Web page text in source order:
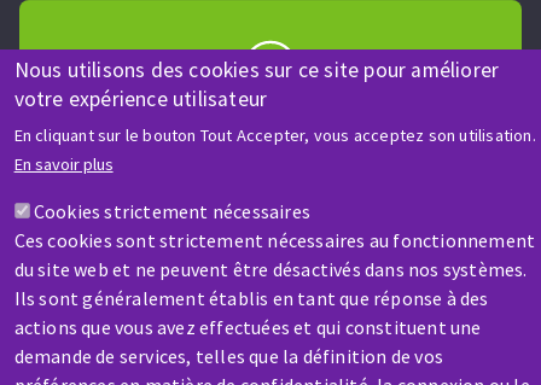
Nous utilisons des cookies sur ce site pour améliorer
votre expérience utilisateur
En cliquant sur le bouton Tout Accepter, vous acceptez son utilisation.
En savoir plus
Cookies strictement nécessaires
Ces cookies sont strictement nécessaires au fonctionnement
du site web et ne peuvent être désactivés dans nos systèmes.
Ils sont généralement établis en tant que réponse à des
actions que vous avez effectuées et qui constituent une
demande de services, telles que la définition de vos
Une question ? Un renseignement ?
Contactez-nous